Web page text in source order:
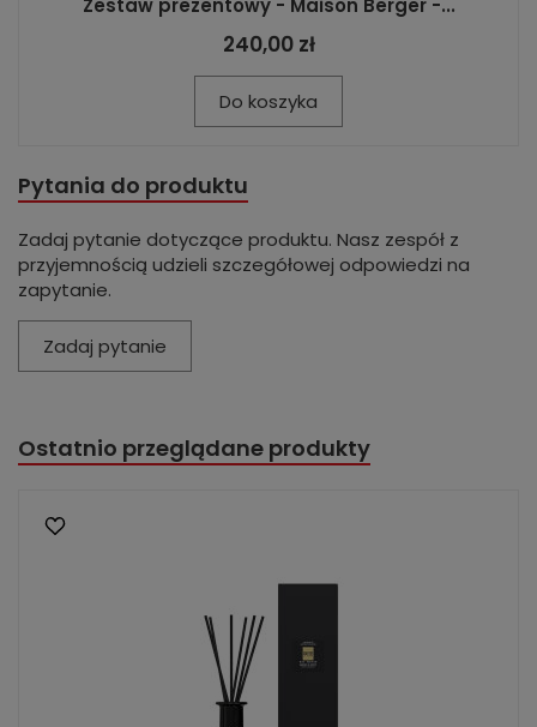
Zestaw prezentowy - Maison Berger -...
240,00 zł
Do koszyka
Pytania do produktu
Zadaj pytanie dotyczące produktu. Nasz zespół z
przyjemnością udzieli szczegółowej odpowiedzi na
zapytanie.
Zadaj pytanie
Ostatnio przeglądane produkty